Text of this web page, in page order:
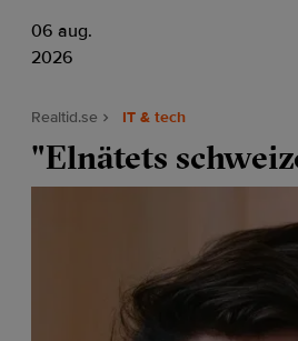
06 aug.
2026
Realtid.se IT & tech
"Elnätets